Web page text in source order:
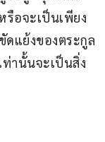
อจะเป็นเพียง
ดแย้งของตระกูล
ท่านั้นจะเป็นสิ่ง